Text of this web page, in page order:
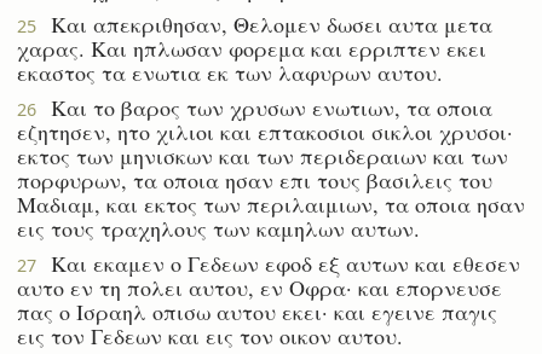
25
Και απεκριθησαν, Θελομεν δωσει αυτα μετα
χαρας. Και ηπλωσαν φορεμα και ερριπτεν εκει
εκαστος τα ενωτια εκ των λαφυρων αυτου.
26
Και το βαρος των χρυσων ενωτιων, τα οποια
εζητησεν, ητο χιλιοι και επτακοσιοι σικλοι χρυσοι·
εκτος των μηνισκων και των περιδεραιων και των
πορφυρων, τα οποια ησαν επι τους βασιλεις του
Μαδιαμ, και εκτος των περιλαιμιων, τα οποια ησαν
εις τους τραχηλους των καμηλων αυτων.
27
Και εκαμεν ο Γεδεων εφοδ εξ αυτων και εθεσεν
αυτο εν τη πολει αυτου, εν Οφρα· και επορνευσε
πας ο Ισραηλ οπισω αυτου εκει· και εγεινε παγις
εις τον Γεδεων και εις τον οικον αυτου.